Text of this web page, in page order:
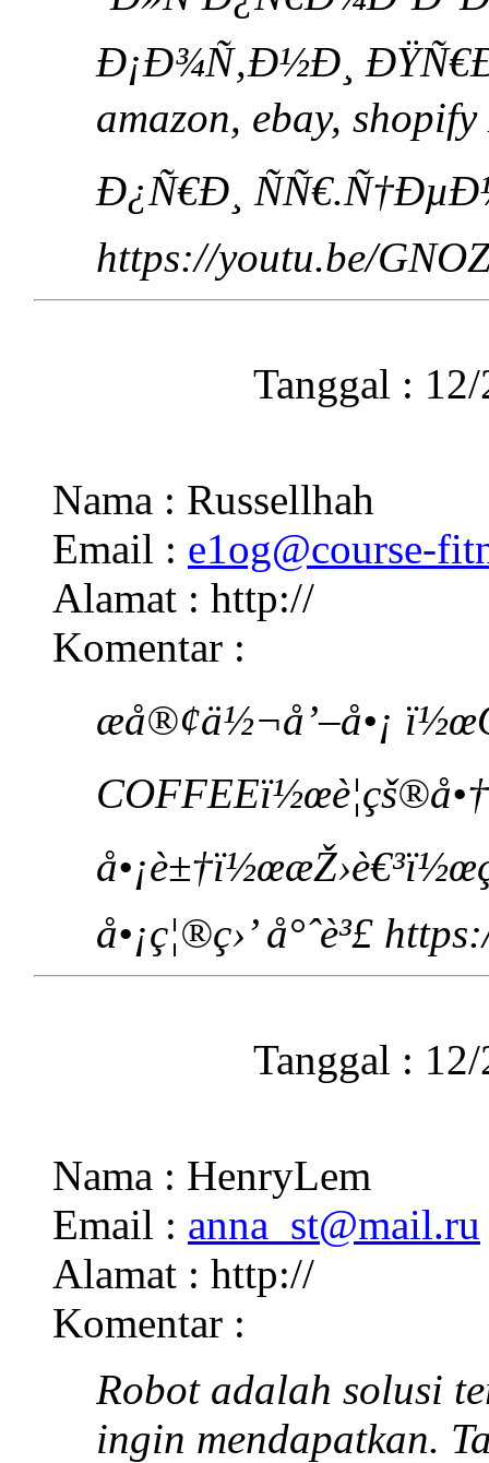
Ð¡Ð¾Ñ‚Ð½Ð¸
amazon, ebay,
Ð¿Ñ€Ð¸
https://youtu.be/
Tanggal :
Nama : Russellhah
Email : e1og@course-
Alamat : http://
Komentar :
æ­å®¢ä½¬å’–å•¡
å•¡ç¦®ç›’ å°ˆè³£
Tanggal :
Nama : HenryLem
Email : anna_st@mail.ru
Alamat : http://
Komentar :
Robot adalah solusi
ingin mendapatkan.